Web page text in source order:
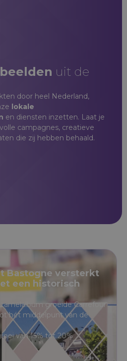
uit de
door heel Nederland,
lokale
en diensten inzetten. Laat je
campagnes, creatieve
die zij hebben behaald.
Bastogne versterkt
een historisch
groeide Carrefour
hét middelpunt van de
van 15% tot 20%